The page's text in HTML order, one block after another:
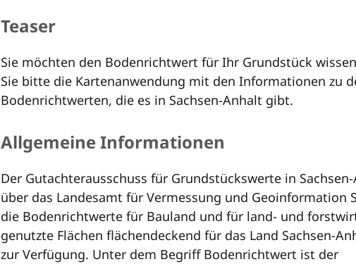
Teaser
Sie möchten den Bodenrichtwert für Ihr Grundstück
Sie bitte die Kartenanwendung mit den Informationen zu
Bodenrichtwerten, die es in Sachsen-Anhalt gibt.
Allgemeine Informationen
Der Gutachterausschuss für Grundstückswerte in
über das Landesamt für Vermessung und Geoinformation
die Bodenrichtwerte für Bauland und für land- und
genutzte Flächen flächendeckend für das Land Sachsen-
zur Verfügung. Unter dem Begriff Bodenrichtwert ist der